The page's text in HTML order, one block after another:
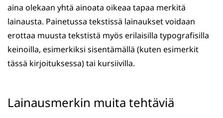
aina olekaan yhtä ainoata oikeaa tapaa merkitä
lainausta. Painetussa tekstissä lainaukset voidaan
erottaa muusta tekstistä myös erilaisilla typografisilla
keinoilla, esimerkiksi sisentämällä (kuten esimerkit
tässä kirjoituksessa) tai kursiivilla.
Lainausmerkin muita tehtäviä